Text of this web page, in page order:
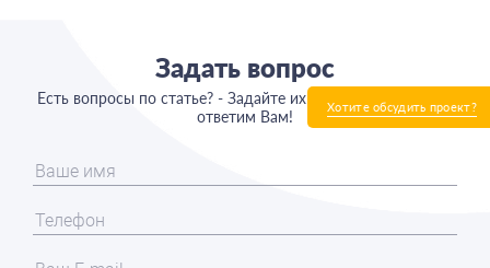
Хотите обсудить проект?
Задать вопрос
Есть вопросы по статье? - Задайте их нам, мы с радостью
ответим Вам!